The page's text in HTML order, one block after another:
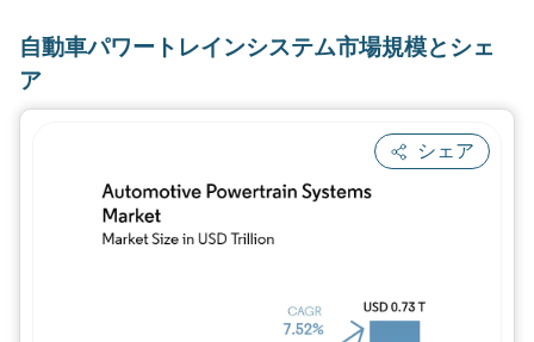
自動車パワートレインシステム市場規模とシェ
ア
シェア